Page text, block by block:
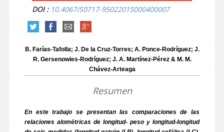
DOI : 10.4067/S0717-95022015000400007
B. Farías-Tafolla; J. De la Cruz-Torres; A. Ponce-Rodríguez; J.
R. Gersenowies-Rodríguez; J. A. Martínez-Pérez & M. M.
Chávez-Arteaga
Resumen
En este trabajo se presentan las comparaciones de las
relaciones alométricas de longitud- peso y longitud-longitud